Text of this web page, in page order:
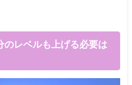
のレベルも上げる必要は